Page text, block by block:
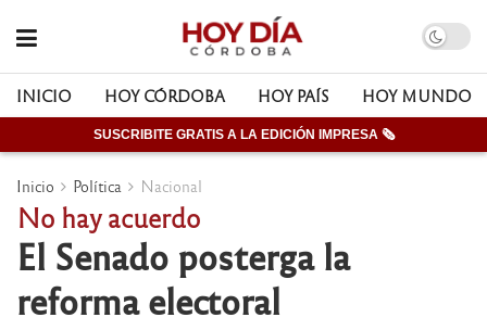
INICIO HOY CÓRDOBA HOY PAÍS HOY MUNDO
SUSCRIBITE GRATIS A LA EDICIÓN IMPRESA 🗞
Inicio Política Nacional
No hay acuerdo
El Senado posterga la
reforma electoral